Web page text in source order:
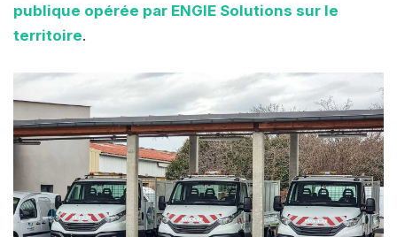
publique opérée par ENGIE Solutions sur le
territoire.